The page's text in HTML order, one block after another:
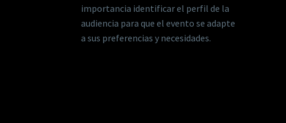
importancia identificar el perfil de la
audiencia para que el evento se adapte
a sus preferencias y necesidades.